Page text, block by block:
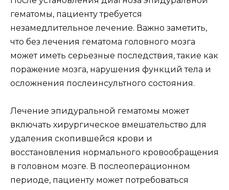
гематомы, пациенту требуется
незамедлительное лечение. Важно заметить,
что без лечения гематома головного мозга
может иметь серьезные последствия, такие как
поражение мозга, нарушения функций тела и
осложнения послеинсультного состояния.
Лечение эпидуральной гематомы может
включать хирургическое вмешательство для
удаления скопившейся крови и
восстановления нормального кровообращения
в головном мозге. В послеоперационном
периоде, пациенту может потребоваться